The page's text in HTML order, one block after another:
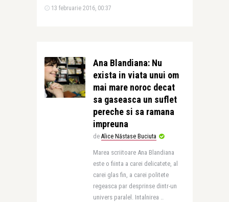
13 februarie 2016, 00:37
Ana Blandiana: Nu
exista in viata unui om
mai mare noroc decat
sa gaseasca un suflet
pereche si sa ramana
impreuna
de Alice Năstase Buciuta
Marea scriitoare Ana Blandiana
este o fiinta a carei delicatete, al
carei glas fin, a carei politete
regeasca par desprinse dintr-un
univers paralel. Intalnirea ..